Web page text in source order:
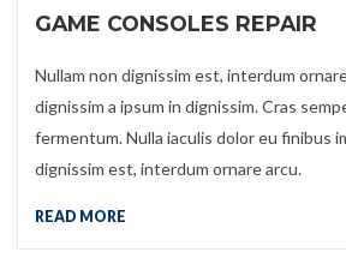
GAME CONSOLES REPAIR
Nullam non dignissim est, interdum
dignissim a ipsum in dignissim. Cras
fermentum. Nulla iaculis dolor eu finibus
dignissim est, interdum ornare arcu.
READ MORE